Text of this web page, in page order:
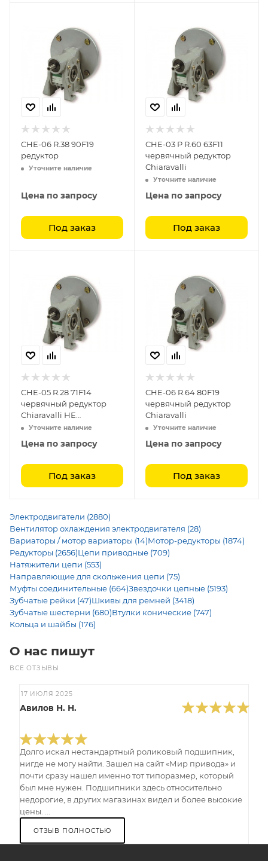
CHE-06 R.38 90F19
редуктор
Уточните наличие
Цена по запросу
Под заказ
CHE-03 P R.60 63F11
червячный редуктор
Chiaravalli
Уточните наличие
Цена по запросу
Под заказ
CHE-05 R.28 71F14
червячный редуктор
Chiaravalli НЕ
ИСПОЛЬЗОВАТЬ
Уточните наличие
Цена по запросу
Под заказ
CHE-06 R.64 80F19
червячный редуктор
Chiaravalli
Уточните наличие
Цена по запросу
Под заказ
Электродвигатели (2880)
Вентилятор охлаждения электродвигателя (28)
Вариаторы / мотор вариаторы (14)Мотор-редукторы (1874)
Редукторы (2656)Цепи приводные (709)
Натяжители цепи (553)
Направляющие для скольжения цепи (75)
Муфты соединительные (664)Звездочки цепные (5193)
Зубчатые рейки (47)Шкивы для ремней (3418)
Зубчатые шестерни (680)Втулки конические (747)
Кольца и шайбы (176)
О нас пишут
ВСЕ ОТЗЫВЫ
17 ИЮЛЯ 2025
Авилов Н. Н.
Долго искал нестандартный роликовый подшипник,
нигде не могу найти. Зашел на сайт «Мир привода» и
почти сразу нашел именно тот типоразмер, который
был мне нужен. Подшипники здесь относительно
недорогие, в других магазинах видел и более высокие
цены. ...
ОТЗЫВ ПОЛНОСТЬЮ